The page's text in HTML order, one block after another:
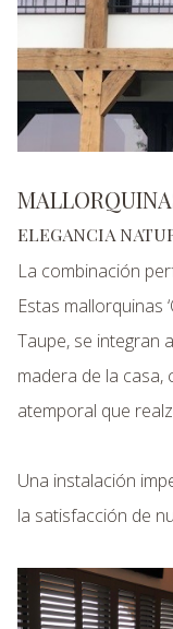
ELEGANCIA
La combinación
Estas mallorquinas
Taupe, se integran
madera de la
atemporal que
Una instalación
la satisfacción de